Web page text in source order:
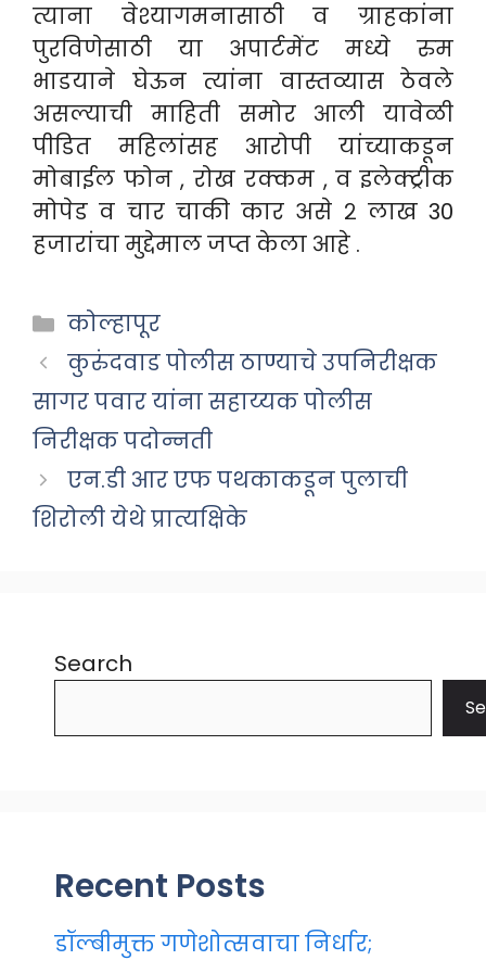
त्याना वेश्यागमनासाठी व ग्राहकांना
पुरविणेसाठी या अपार्टमेंट मध्ये रुम
भाडयाने घेऊन त्यांना वास्तव्यास ठेवले
असल्याची माहिती समोर आली यावेळी
पीडित महिलांसह आरोपी यांच्याकडून
मोबाईल फोन , रोख रक्कम , व इलेक्ट्रीक
मोपेड व चार चाकी कार असे २ लाख 30
हजारांचा मुद्देमाल जप्त केला आहे .
Categories
कोल्हापूर
कुरुंदवाड पोलीस ठाण्याचे उपनिरीक्षक
सागर पवार यांना सहाय्यक पोलीस
निरीक्षक पदोन्नती
एन.डी आर एफ पथकाकडून पुलाची
शिरोली येथे प्रात्यक्षिके
Search
Recent Posts
डॉल्बीमुक्त गणेशोत्सवाचा निर्धार;